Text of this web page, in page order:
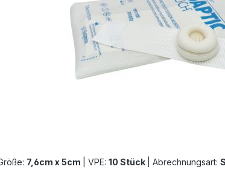
7,6cm x 5cm VPE: 10 Stück Abrechnungsart: